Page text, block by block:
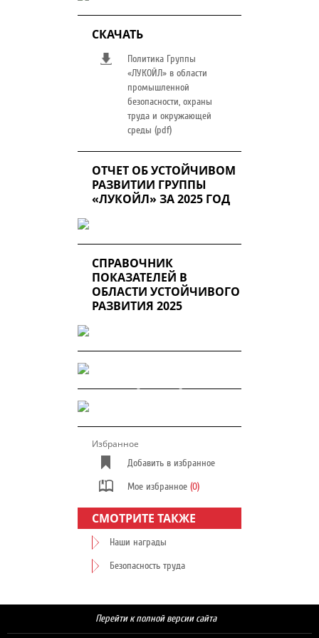
СКАЧАТЬ
Политика Группы
«ЛУКОЙЛ» в области
промышленной
безопасности, охраны
труда и окружающей
среды (pdf)
ОТЧЕТ ОБ УСТОЙЧИВОМ
РАЗВИТИИ ГРУППЫ
«ЛУКОЙЛ» ЗА 2025 ГОД
СПРАВОЧНИК
ПОКАЗАТЕЛЕЙ В
ОБЛАСТИ УСТОЙЧИВОГО
РАЗВИТИЯ 2025
Избранное
Добавить в избранное
Мое избранное (0)
СМОТРИТЕ ТАКЖЕ
Наши награды
Безопасность труда
Перейти к полной версии сайта